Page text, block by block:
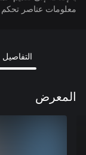
معلومات عناصر تحكم
التفاصيل
المعرض